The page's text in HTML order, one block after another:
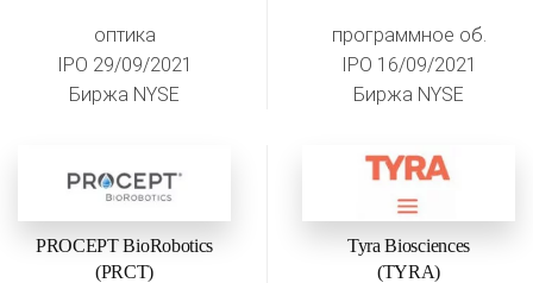
оптика
IPO 29/09/2021
Биржа NYSE
программное об.
IPO 16/09/2021
Биржа NYSE
PROCEPT BioRobotics
(PRCT)
Tyra Biosciences
(TYRA)